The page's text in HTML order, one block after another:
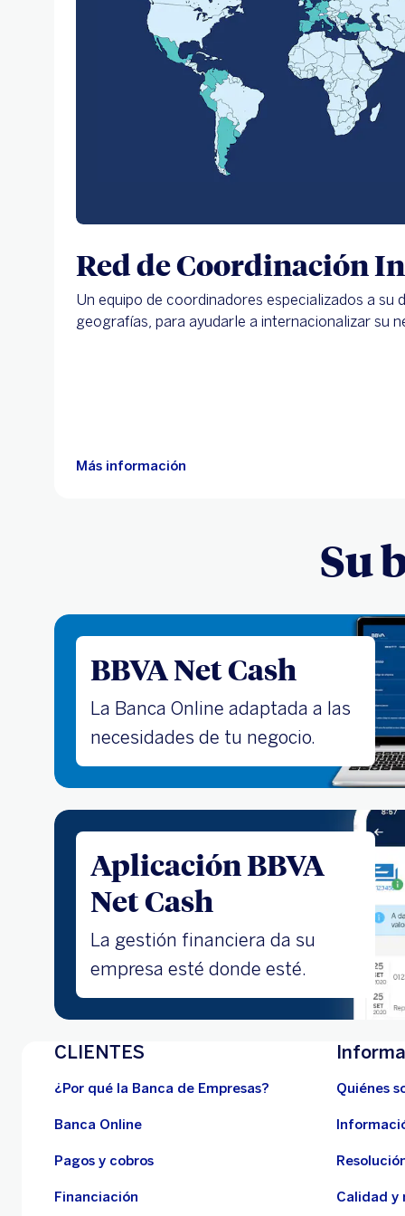
Red de Coordinación
Un equipo de coordinadores especializados a su
geografías, para ayudarle a internacionalizar su
Más información
Su
BBVA Net Cash
La Banca Online adaptada a las
necesidades de tu negocio.
Aplicación BBVA
Net Cash
La gestión financiera da su
empresa esté donde esté.
CLIENTES
¿Por qué la Banca de Empresas?
Banca Online
Pagos y cobros
Financiación
Quiénes
Calidad y